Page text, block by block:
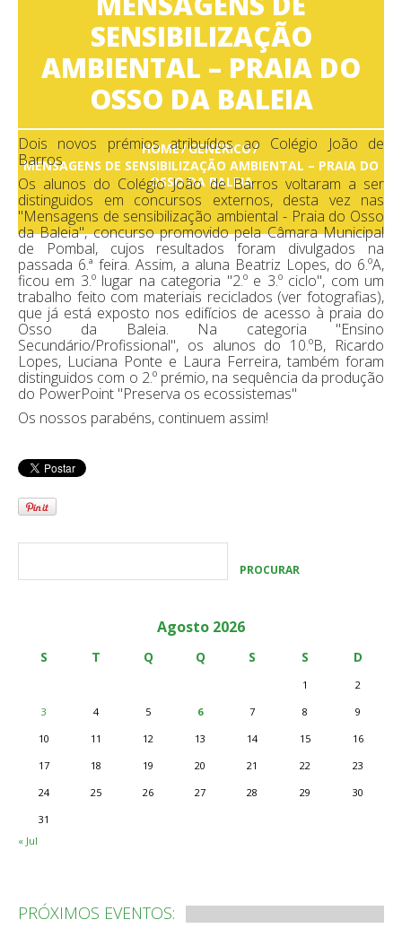
SENSIBILIZAÇÃO
AMBIENTAL – PRAIA DO
OSSO DA BALEIA
HOME GENÉRICO
MENSAGENS DE SENSIBILIZAÇÃO AMBIENTAL – PRAIA DO
OSSO DA BALEIA
Dois novos prémios atribuídos ao Colégio João de
Barros
Os alunos do Colégio João de Barros voltaram a ser
distinguidos em concursos externos, desta vez nas
"Mensagens de sensibilização ambiental - Praia do Osso
da Baleia", concurso promovido pela Câmara Municipal
de Pombal, cujos resultados foram divulgados na
passada 6.ª feira. Assim, a aluna Beatriz Lopes, do 6.ºA,
ficou em 3.º lugar na categoria "2.º e 3.º ciclo", com um
trabalho feito com materiais reciclados (ver fotografias),
que já está exposto nos edifícios de acesso à praia do
Osso da Baleia. Na categoria "Ensino
Secundário/Profissional", os alunos do 10.ºB, Ricardo
Lopes, Luciana Ponte e Laura Ferreira, também foram
distinguidos com o 2.º prémio, na sequência da produção
do PowerPoint "Preserva os ecossistemas"
Os nossos parabéns, continuem assim!
Agosto 2026
S T Q Q S S D
1
2
3
4 5 6 7 8
9
10
11 12 13 14 15
16
17
18 19 20 21 22
23
24
25 26 27 28 29
30
31
« Jul
PRÓXIMOS EVENTOS: